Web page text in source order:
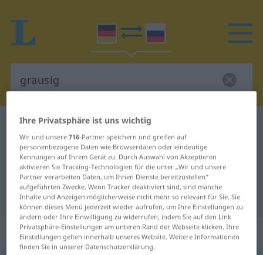
Deutsch-Russisch Wörterbuch
Deutsch-Russisch Übersetzung für
"grausig"
"grausig" Russisch Übersetzung
„grausig“
Ihre Privatsphäre ist uns wichtig
Wir und unsere716-Partner speichern und greifen auf
personenbezogene Daten wie Browserdaten oder eindeutige
Kennungen auf Ihrem Gerät zu. Durch Auswahl von Akzeptieren
aktivieren Sie Tracking-Technologien für die unter „Wir und unsere
Partner verarbeiten Daten, um Ihnen Dienste bereitzustellen“
aufgeführten Zwecke. Wenn Tracker deaktiviert sind, sind manche
Inhalte und Anzeigen möglicherweise nicht mehr so relevant für Sie. Sie
können dieses Menü jederzeit wieder aufrufen, um Ihre Einstellungen zu
ändern oder Ihre Einwilligung zu widerrufen, indem Sie auf den Link
Privatsphäre-Einstellungen am unteren Rand der Webseite klicken. Ihre
Einstellungen gelten innerhalb unseres Website. Weitere Informationen
finden Sie in unserer Datenschutzerklärung.